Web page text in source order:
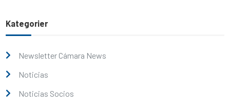
Kategorier
Newsletter Cámara News
Noticias
Noticias Socios